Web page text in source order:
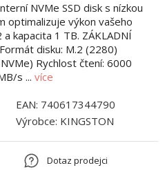
NVMe SSD disk s nízkou
optimalizuje výkon vašeho
kapacita 1 TB. ZÁKLADNÍ
disku: M.2 (2280)
Rychlost čtení: 6000
s ... více
EAN: 740617344790
Výrobce: KINGSTON
Dotaz prodejci